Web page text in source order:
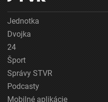
Jednotka
Dvojka
24
Šport
Správy STVR
Podcasty
Mobilné aplikácie